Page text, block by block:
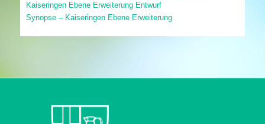
Kaiseringen Ebene Erweiterung Entwurf
Synopse – Kaiseringen Ebene Erweiterung